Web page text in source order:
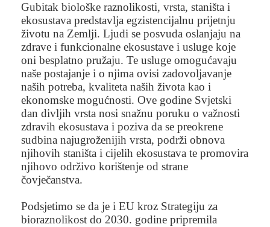
Gubitak biološke raznolikosti, vrsta, staništa i
ekosustava predstavlja egzistencijalnu prijetnju
životu na Zemlji. Ljudi se posvuda oslanjaju na
zdrave i funkcionalne ekosustave i usluge koje
oni besplatno pružaju. Te usluge omogućavaju
naše postajanje i o njima ovisi zadovoljavanje
naših potreba, kvaliteta naših života kao i
ekonomske mogućnosti. Ove godine Svjetski
dan divljih vrsta nosi snažnu poruku o važnosti
zdravih ekosustava i poziva da se preokrene
sudbina najugroženijih vrsta, podrži obnova
njihovih staništa i cijelih ekosustava te promovira
njihovo održivo korištenje od strane
čovječanstva.
Podsjetimo se da je i EU kroz Strategiju za
bioraznolikost do 2030. godine pripremila